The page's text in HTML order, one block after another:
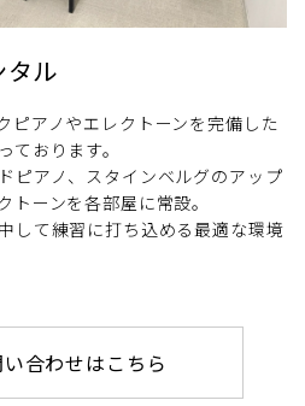
タル
ピアノやエレクトーンを完備した
ております。
ピアノ、スタインベルグのアップ
トーンを各部屋に常設。
して練習に打ち込める最適な環境
合わせはこちら